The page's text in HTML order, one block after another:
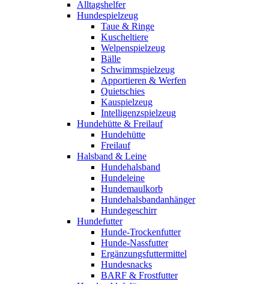
Alltagshelfer
Hundespielzeug
Taue & Ringe
Kuscheltiere
Welpenspielzeug
Bälle
Schwimmspielzeug
Apportieren & Werfen
Quietschies
Kauspielzeug
Intelligenzspielzeug
Hundehütte & Freilauf
Hundehütte
Freilauf
Halsband & Leine
Hundehalsband
Hundeleine
Hundemaulkorb
Hundehalsbandanhänger
Hundegeschirr
Hundefutter
Hunde-Trockenfutter
Hunde-Nassfutter
Ergänzungsfuttermittel
Hundesnacks
BARF & Frostfutter